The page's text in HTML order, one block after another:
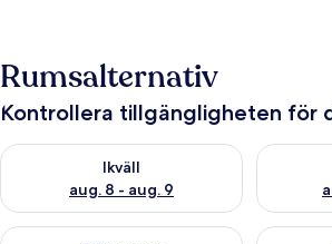
Rumsalternativ
Kontrollera tillgängligheten för
Ikväll
aug. 8 - aug. 9
Kontrollera tillgängligheten för ikväll aug.
Kontrollera tillgängligheten för den här